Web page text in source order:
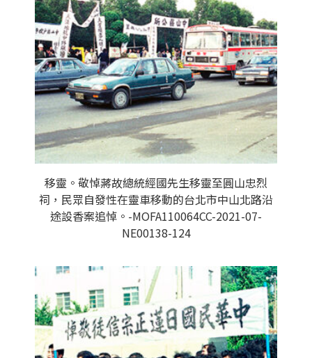
移靈。敬悼蔣故總統經國先生移靈至圓山忠烈
祠，民眾自發性在靈車移動的台北市中山北路沿
途設香案追悼。-MOFA110064CC-2021-07-
NE00138-124